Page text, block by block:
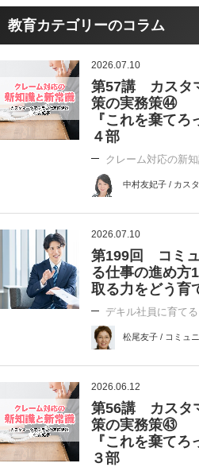
教育カテゴリーのコラム
2026.07.10
第57講 カスタ
策の実務策㊹
『これを棄て
４部
クレーム対応の新
中村友妃子 / カス
2026.07.10
第199回 コミ
る仕事の進め方
取る力をどう育
デキル社員に育て
松尾友子 / コミュ
2026.06.12
第56講 カスタ
策の実務策㊸
『これを棄て
３部